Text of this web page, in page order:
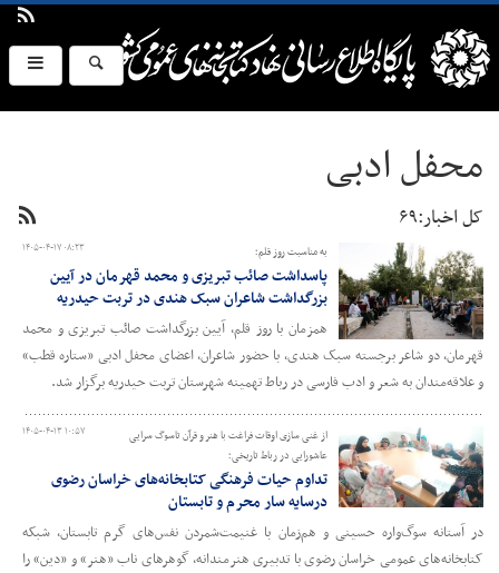
محفل ادبی
کل اخبار:۶۹
۱۴۰۵-۰۴-۱۷ ۰۸:۲۳ به مناسبت روز قلم؛
پاسداشت صائب تبریزی و محمد قهرمان در آیین
بزرگداشت شاعران سبک هندی در تربت حیدریه
همزمان با روز قلم، آیین بزرگداشت صائب تبریزی و محمد
قهرمان، دو شاعر برجسته سبک هندی، با حضور شاعران، اعضای محفل ادبی «ستاره قطب»
و علاقه‌مندان به شعر و ادب فارسی در رباط تهمینه شهرستان تربت حیدریه برگزار شد.
۱۴۰۵-۰۴-۱۳ ۱۰:۵۷
از غنی سازی اوقات فراغت با هنر و قرآن تاسوگ سرایی
عاشورایی در رباط تاریخی؛
تداوم حیات فرهنگی کتابخانه‌های خراسان رضوی
درسایه سار محرم و تابستان
در آستانه سوگ‌واره حسینی و هم‌زمان با غنیمت‌شمردن نفس‌های گرم تابستان، شبکه
کتابخانه‌های عمومی خراسان رضوی با تدبیری هنرمندانه، گوهرهای ناب «هنر» و «دین» را